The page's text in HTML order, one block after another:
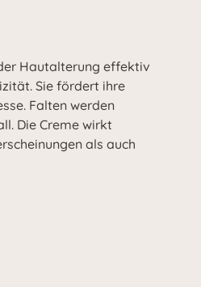
Hautalterung effektiv
Sie fördert ihre
Falten werden
Die Creme wirkt
als auch